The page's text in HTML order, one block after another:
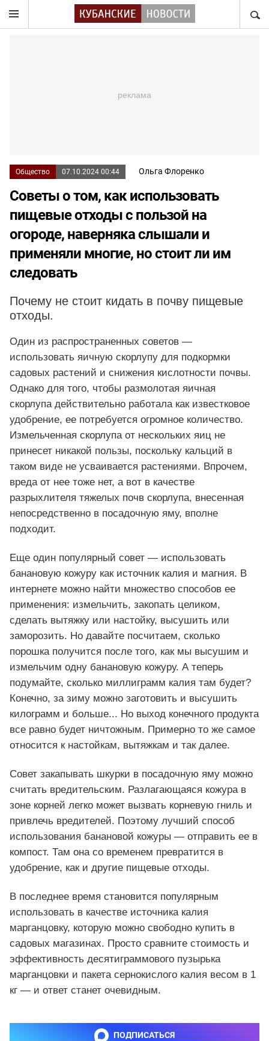
Общество 07.10.2024 00:44 Ольга Флоренко
Советы о том, как использовать
пищевые отходы с пользой на
огороде, наверняка слышали и
применяли многие, но стоит ли им
следовать
Почему не стоит кидать в почву пищевые
отходы.
Один из распространенных советов —
использовать яичную скорлупу для подкормки
садовых растений и снижения кислотности почвы.
Однако для того, чтобы размолотая яичная
скорлупа действительно работала как известковое
удобрение, ее потребуется огромное количество.
Измельченная скорлупа от нескольких яиц не
принесет никакой пользы, поскольку кальций в
таком виде не усваивается растениями. Впрочем,
вреда от нее тоже нет, а вот в качестве
разрыхлителя тяжелых почв скорлупа, внесенная
непосредственно в посадочную яму, вполне
подходит.
Еще один популярный совет — использовать
банановую кожуру как источник калия и магния. В
интернете можно найти множество способов ее
применения: измельчить, закопать целиком,
сделать вытяжку или настойку, высушить или
заморозить. Но давайте посчитаем, сколько
порошка получится после того, как мы высушим и
измельчим одну банановую кожуру. А теперь
подумайте, сколько миллиграмм калия там будет?
Конечно, за зиму можно заготовить и высушить
килограмм и больше... Но выход конечного продукта
все равно будет ничтожным. Примерно то же самое
относится к настойкам, вытяжкам и так далее.
Совет закапывать шкурки в посадочную яму можно
считать вредительским. Разлагающаяся кожура в
зоне корней легко может вызвать корневую гниль и
привлечь вредителей. Поэтому лучший способ
использования банановой кожуры — отправить ее в
компост. Там она со временем превратится в
удобрение, как и другие пищевые отходы.
В последнее время становится популярным
использовать в качестве источника калия
марганцовку, которую можно свободно купить в
садовых магазинах. Просто сравните стоимость и
эффективность десятиграммового пузырька
марганцовки и пакета сернокислого калия весом в 1
кг — и ответ станет очевидным.
ПОДПИСАТЬСЯ